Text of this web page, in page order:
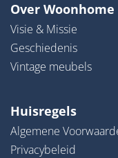
Over Woonhome
Visie & Missie
Geschiedenis
Vintage meubels
Huisregels
Algemene
Privacybeleid